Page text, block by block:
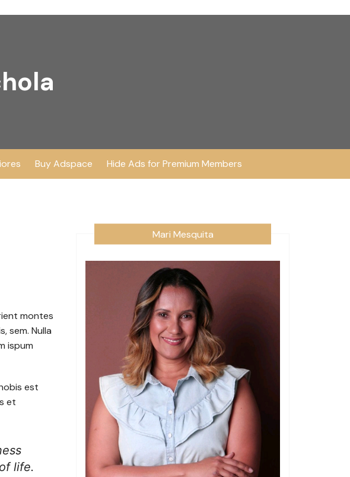
Buy Adspace Hide Ads for Premium Members
montes
sem. Nulla
ispum
est
et
life.
Mari Mesquita